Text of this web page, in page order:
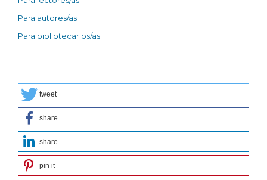
Para autores/as
Para bibliotecarios/as
tweet
share
share
pin it